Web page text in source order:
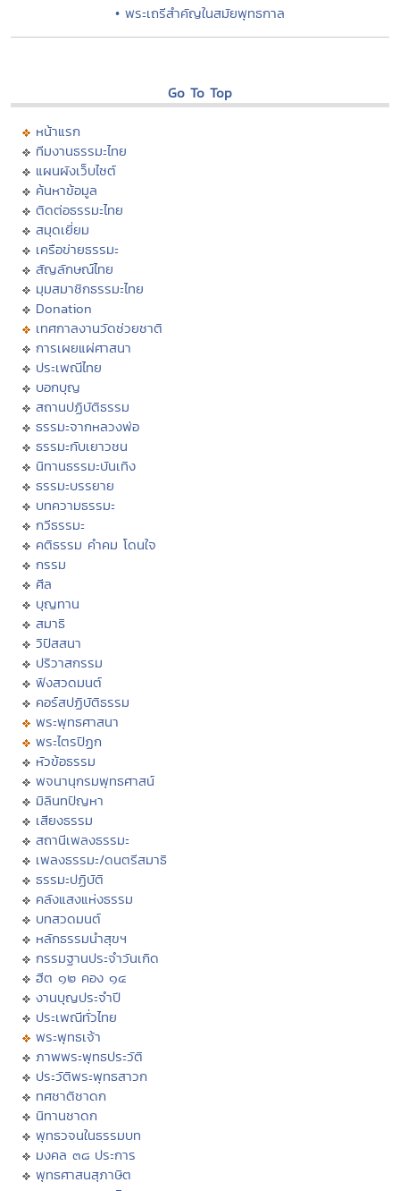
• พระเถรีสำคัญในสมัยพุทธกาล
Go To Top
หน้าแรก
ทีมงานธรรมะไทย
แผนผังเว็บไซต์
ค้นหาข้อมูล
ติดต่อธรรมะไทย
สมุดเยี่ยม
เครือข่ายธรรมะ
สัญลักษณ์ไทย
มุมสมาชิกธรรมะไทย
Donation
เทศกาลงานวัดช่วยชาติ
การเผยแผ่ศาสนา
ประเพณีไทย
บอกบุญ
สถานปฏิบัติธรรม
ธรรมะจากหลวงพ่อ
ธรรมะกับเยาวชน
นิทานธรรมะบันเทิง
ธรรมะบรรยาย
บทความธรรมะ
กวีธรรมะ
คติธรรม คำคม โดนใจ
กรรม
ศีล
บุญทาน
สมาธิ
วิปัสสนา
ปริวาสกรรม
ฟังสวดมนต์
คอร์สปฏิบัติธรรม
พระพุทธศาสนา
พระไตรปิฏก
หัวข้อธรรม
พจนานุกรมพุทธศาสน์
มิลินทปัญหา
เสียงธรรม
สถานีเพลงธรรมะ
เพลงธรรมะ/ดนตรีสมาธิ
ธรรมะปฏิบัติ
คลังแสงแห่งธรรม
บทสวดมนต์
หลักธรรมนำสุขฯ
กรรมฐานประจำวันเกิด
ฮีต ๑๒ คอง ๑๔
งานบุญประจำปี
ประเพณีทั่วไทย
พระพุทธเจ้า
ภาพพระพุทธประวัติ
ประวัติพระพุทธสาวก
ทศชาติชาดก
นิทานชาดก
พุทธวจนในธรรมบท
มงคล ๓๘ ประการ
พุทธศาสนสุภาษิต